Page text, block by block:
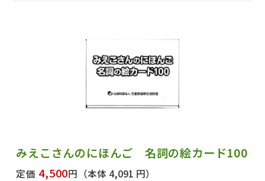
みえこさんのにほんご 名詞の絵カード100
定価 4,500円 （本体 4,091 円）